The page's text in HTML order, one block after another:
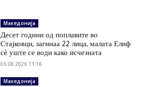
Македонија
Десет години од поплавите во
Стајковци, загинаа 22 лица, малата Елиф
сѐ уште се води како исчезната
06.08.2026 11:16
Македонија